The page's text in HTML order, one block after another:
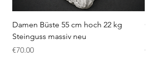
Damen Büste 55 cm hoch 22 kg
Steinguss massiv neu
Price
€70.00
Price